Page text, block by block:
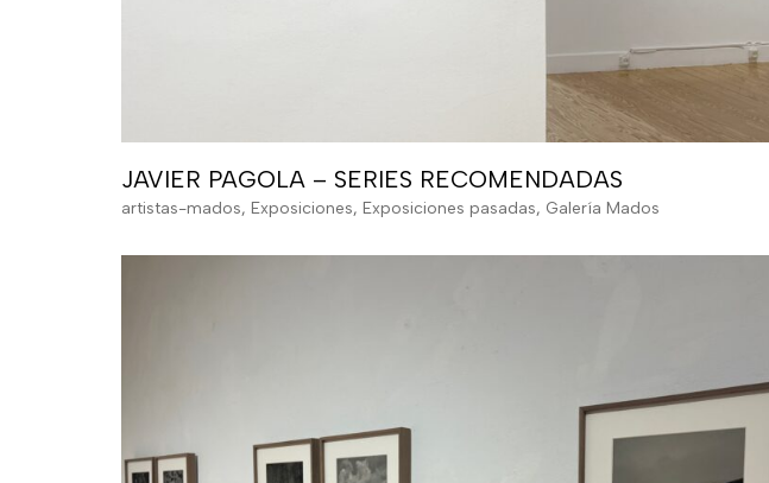
JAVIER PAGOLA – SERIES RECOMENDADAS
artistas-mados, Exposiciones, Exposiciones pasadas, Galería Mados